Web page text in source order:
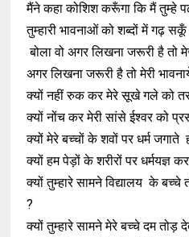
मैंने कहा कोशिश करूँगा कि मैं तुम्हे
तुम्हारी भावनाओं को शब्दों में गढ़
बोला वो अगर लिखना जरूरी है तो
अगर लिखना जरूरी है तो मेरी
क्यों नहीं रुक कर मेरे सूखे गले को
क्यों नोंच कर मेरी सांसे ईश्वर को
क्यों मेरे बच्चों के शवों पर धर्म जगाते
क्यों हम पेड़ों के शरीरों पर धर्मयज्ञ
क्यों तुम्हारे सामने विद्यालय के
?
क्यों तुम्हारे सामने मेरे बच्चे दम तोड़